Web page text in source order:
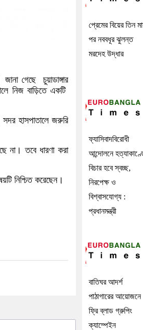
গেছে চুয়াডাঙ্গার
নিজ বাড়িতে একটি
হাসপাতালে জরুরি
না। তবে ধারণা করা
নিশ্চিত করেছেন।
প্রেমের বিয়ের তিন
পর নববধূর ঝুলন্ত
মরদেহ উদ্ধার
ফ্যাসিবাদবিরোধী
আন্দোলনে
বিচার হবে স্বচ্ছ,
নিরপেক্ষ ও
বিশ্বাসযোগ্য :
প্রধানমন্ত্রী
বাতিঘর আদর্শ
পাঠাগারের আয়োজনে
ফ্রি ব্লাড গ্রুপিং
ক্যাম্পেইন